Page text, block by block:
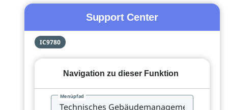
Support Center
IC9780
Navigation zu dieser Funktion
Menüpfad